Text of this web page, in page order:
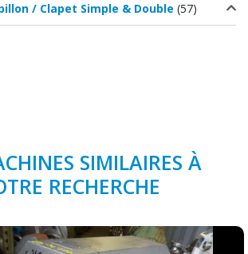
/ Clapet Simple & Double (57)
SIMILAIRES À
RECHERCHE